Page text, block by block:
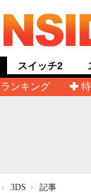
ンキング
スイッチ2
› 3DS › 記事